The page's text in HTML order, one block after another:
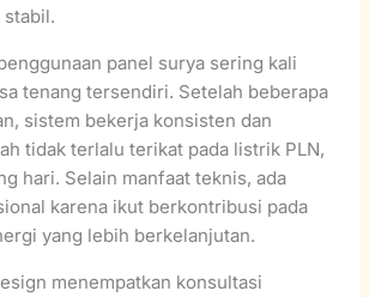
stabil.
panel surya sering kali
tenang tersendiri. Setelah beberapa
sistem bekerja konsisten dan
tidak terlalu terikat pada listrik PLN,
hari. Selain manfaat teknis, ada
karena ikut berkontribusi pada
yang lebih berkelanjutan.
menempatkan konsultasi